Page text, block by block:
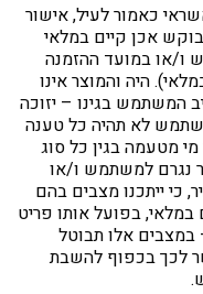
כאמור לעיל, אישור
אכן קיים במלאי
ו/או במועד ההזמנה
היה והמוצר אינו
המשתמש בגינו – יזוכה
לא תהיה כל טענה
מטעמה בגין כל סוג
נגרם למשתמש ו/או
כי ייתכנו מצבים בהם
בפועל אותו פריט
במצבים אלו תבוטל
לכך בכפוף להשבת